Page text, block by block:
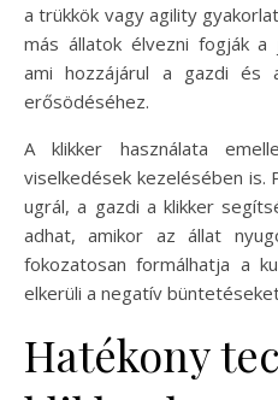
a trükkök vagy agility
más állatok élvezni fogják a
ami hozzájárul a gazdi és
erősödéséhez.
A klikker használata
viselkedések kezelésében is.
ugrál, a gazdi a klikker
adhat, amikor az állat
fokozatosan formálhatja a
elkerüli a negatív
Hatékony